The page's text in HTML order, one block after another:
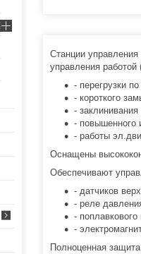
Станции
управления работой
- перегрузки по
- короткого
-
- повышенного
- работы
Оснащены
Обеспечивают
- датчиков
- реле
-
-
Полноценная